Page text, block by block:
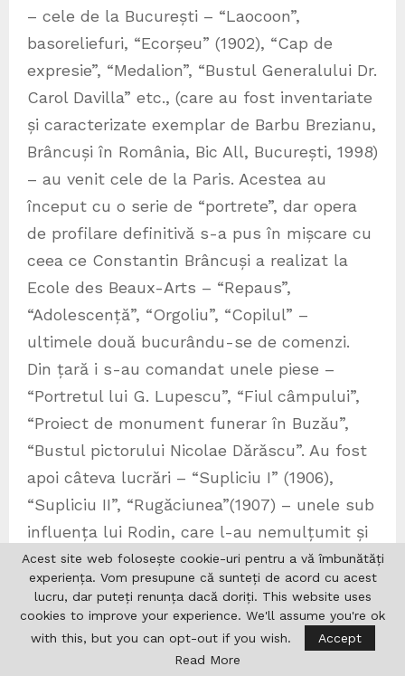
– cele de la București – “Laocoon”,
basoreliefuri, “Ecorșeu” (1902), “Cap de
expresie”, “Medalion”, “Bustul Generalului Dr.
Carol Davilla” etc., (care au fost inventariate
și caracterizate exemplar de Barbu Brezianu,
Brâncuși în România, Bic All, București, 1998)
– au venit cele de la Paris. Acestea au
început cu o serie de “portrete”, dar opera
de profilare definitivă s-a pus în mișcare cu
ceea ce Constantin Brâncuși a realizat la
Ecole des Beaux-Arts – “Repaus”,
“Adolescență”, “Orgoliu”, “Copilul” –
ultimele două bucurându-se de comenzi.
Din țară i s-au comandat unele piese –
“Portretul lui G. Lupescu”, “Fiul câmpului”,
“Proiect de monument funerar în Buzău”,
“Bustul pictorului Nicolae Dărăscu”. Au fost
apoi câteva lucrări – “Supliciu I” (1906),
“Supliciu II”, “Rugăciunea”(1907) – unele sub
influența lui Rodin, care l-au nemulțumit și
pe care nu le-a continuat.
Se consideră că, odată cu distrugerea cu
mâna proprie a amplei compoziții Trecerea
Mării Roșii (1906-1907), Constantin Brâncuși
se desparte de trecut – în mod exact, de
Acest site web folosește cookie-uri pentru a vă îmbunătăți
experiența. Vom presupune că sunteți de acord cu acest
lucru, dar puteți renunța dacă doriți. This website uses
cookies to improve your experience. We'll assume you're ok
with this, but you can opt-out if you wish.
Accept
Read More